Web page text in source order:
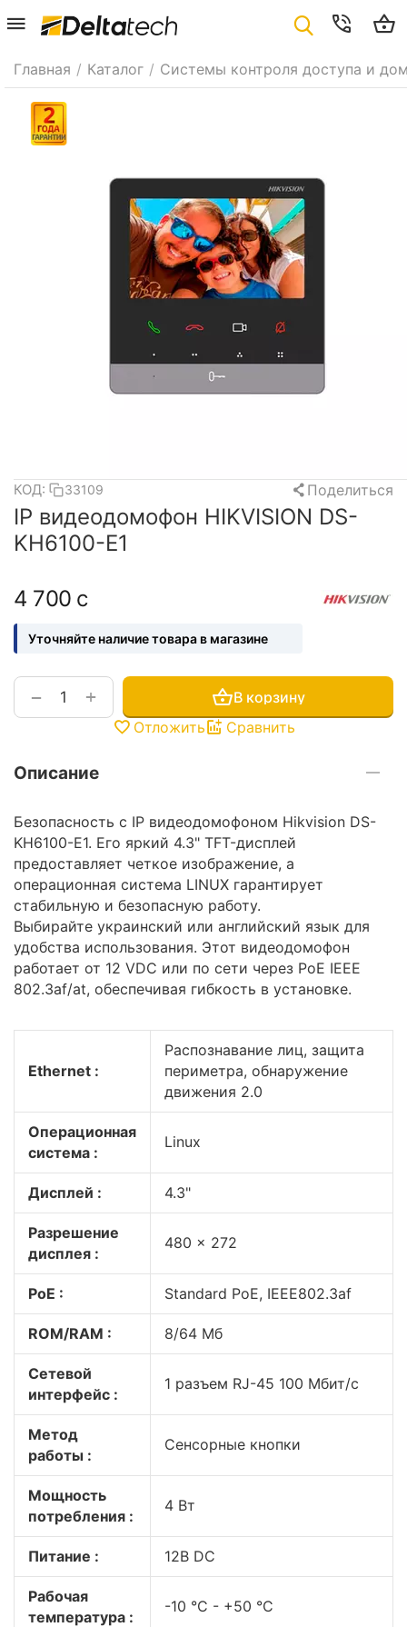
Главная / Каталог / Системы контроля доступа и
КОД: 33109 Поделиться
IP видеодомофон HIKVISION DS-
KH6100-E1
4 700 с
Уточняйте наличие товара в магазине
+
−
В корзину
Отложить
Сравнить
Описание
Безопасность с IP видеодомофоном Hikvision DS-
KH6100-E1. Его яркий 4.3" TFT-дисплей
предоставляет четкое изображение, а
операционная система LINUX гарантирует
стабильную и безопасную работу.
Выбирайте украинский или английский язык для
удобства использования. Этот видеодомофон
работает от 12 VDC или по сети через PoE IEEE
802.3af/at, обеспечивая гибкость в установке.
Ethernet :
Распознавание лиц, защита
периметра, обнаружение
движения 2.0
Операционная
система :
Linux
Дисплей : 4.3"
Разрешение
дисплея :
480 × 272
PoE : Standard PoE, IEEE802.3af
ROM/RAM : 8/64 Мб
Сетевой
интерфейс :
1 разъем RJ-45 100 Мбит/с
Метод
работы :
Cенсорные кнопки
Мощность
потребления :
4 Вт
Питание : 12В DС
Рабочая
температура :
-10 °C - +50 °C